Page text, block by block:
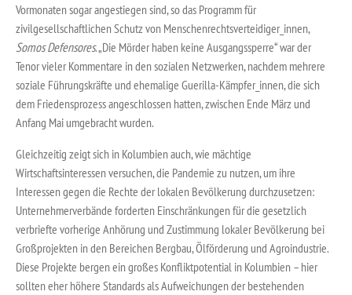
Vormonaten sogar angestiegen sind, so das Programm für
zivilgesellschaftlichen Schutz von Menschenrechtsverteidiger_innen,
Somos Defensores. „Die Mörder haben keine Ausgangssperre“ war der
Tenor vieler Kommentare in den sozialen Netzwerken, nachdem mehrere
soziale Führungskräfte und ehemalige Guerilla-Kämpfer_innen, die sich
dem Friedensprozess angeschlossen hatten, zwischen Ende März und
Anfang Mai umgebracht wurden.
Gleichzeitig zeigt sich in Kolumbien auch, wie mächtige
Wirtschaftsinteressen versuchen, die Pandemie zu nutzen, um ihre
Interessen gegen die Rechte der lokalen Bevölkerung durchzusetzen:
Unternehmerverbände forderten Einschränkungen für die gesetzlich
verbriefte vorherige Anhörung und Zustimmung lokaler Bevölkerung bei
Großprojekten in den Bereichen Bergbau, Ölförderung und Agroindustrie.
Diese Projekte bergen ein großes Konfliktpotential in Kolumbien – hier
sollten eher höhere Standards als Aufweichungen der bestehenden